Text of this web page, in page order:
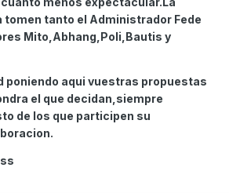
tomen tanto el Administrador Fede
Mito,Abhang,Poli,Bautis y
poniendo aqui vuestras propuestas
el que decidan,siempre
de los que participen su